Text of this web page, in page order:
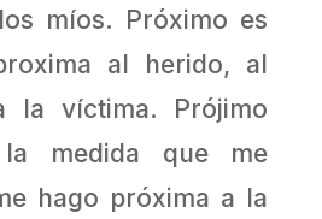
míos. Próximo es
al herido, al
la víctima. Prójimo
medida que me
hago próxima a la